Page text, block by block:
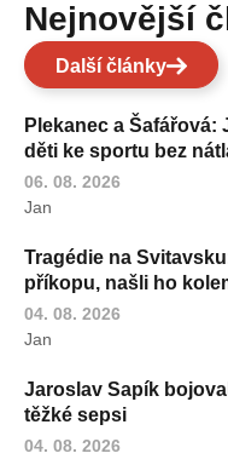
Nejnovější
Další články
Plekanec a
děti ke sportu bez
06. 08. 2026
Jan
Tragédie na
příkopu, našli ho
04. 08. 2026
Jan
Jaroslav Sapík
těžké sepsi
04. 08. 2026